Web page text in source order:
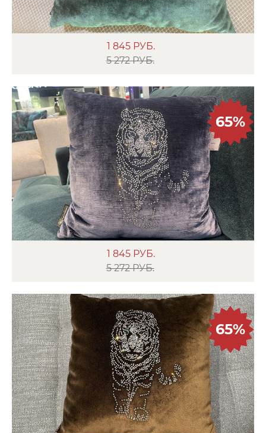
1 845 РУБ.
5 272 РУБ.
1 845 РУБ.
5 272 РУБ.
65%
65%